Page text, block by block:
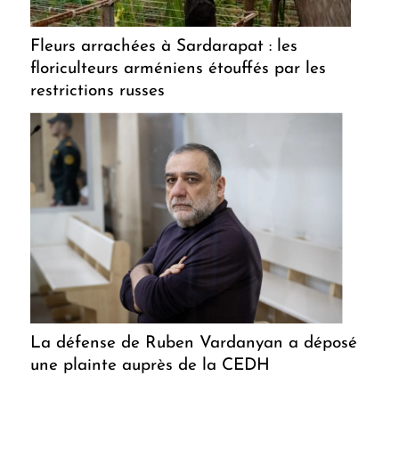
Fleurs arrachées à Sardarapat : les
floriculteurs arméniens étouffés par les
restrictions russes
La défense de Ruben Vardanyan a déposé
une plainte auprès de la CEDH